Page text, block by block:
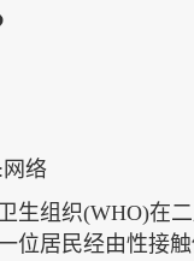
生组织(WHO)在
位居民经由性接